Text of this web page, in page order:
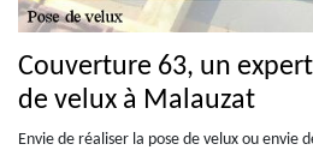
Couverture 63, un
de velux à Malauzat
Envie de réaliser la pose de velux ou